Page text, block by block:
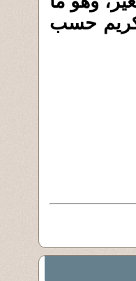
حسب